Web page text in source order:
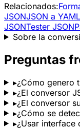
Relacionados:
JSONJSON a YAML
JSONTester
Sobre la
Preguntas
▸¿Cómo genero
▸¿El conversor
▸¿El conversor
▸¿Cómo se
▸¿Usar interface